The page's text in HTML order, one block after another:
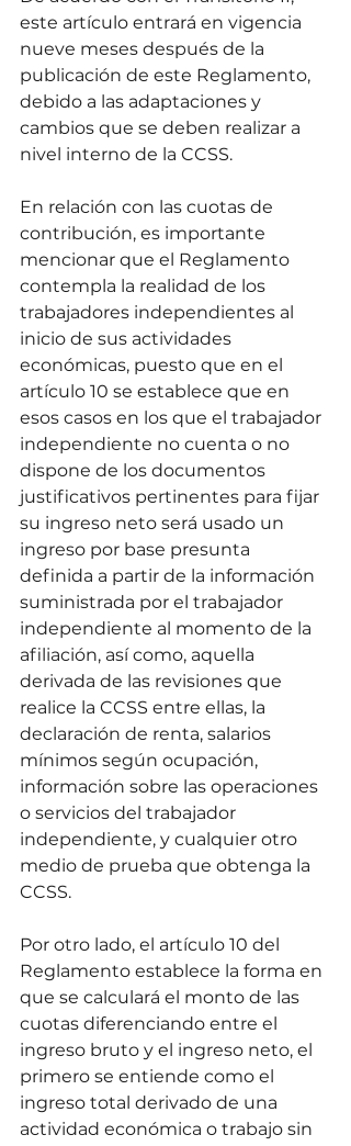
este artículo entrará en vigencia
nueve meses después de la
publicación de este Reglamento,
debido a las adaptaciones y
cambios que se deben realizar a
nivel interno de la CCSS.
En relación con las cuotas de
contribución, es importante
mencionar que el Reglamento
contempla la realidad de los
trabajadores independientes al
inicio de sus actividades
económicas, puesto que en el
artículo 10 se establece que en
esos casos en los que el trabajador
independiente no cuenta o no
dispone de los documentos
justificativos pertinentes para fijar
su ingreso neto será usado un
ingreso por base presunta
definida a partir de la información
suministrada por el trabajador
independiente al momento de la
afiliación, así como, aquella
derivada de las revisiones que
realice la CCSS entre ellas, la
declaración de renta, salarios
mínimos según ocupación,
información sobre las operaciones
o servicios del trabajador
independiente, y cualquier otro
medio de prueba que obtenga la
CCSS.
Por otro lado, el artículo 10 del
Reglamento establece la forma en
que se calculará el monto de las
cuotas diferenciando entre el
ingreso bruto y el ingreso neto, el
primero se entiende como el
ingreso total derivado de una
actividad económica o trabajo sin